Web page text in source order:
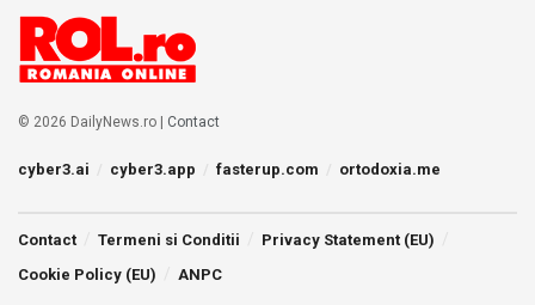
© 2026 DailyNews.ro | Contact
cyber3.ai cyber3.app fasterup.com ortodoxia.me
Contact Termeni si Conditii
Privacy Statement (EU)
Cookie Policy (EU)
ANPC